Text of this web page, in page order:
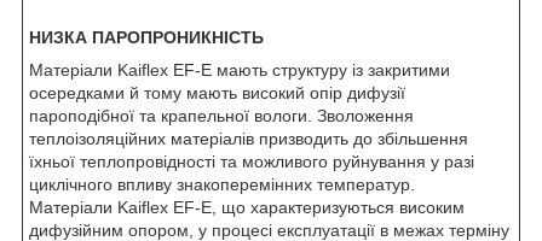
НИЗКА ПАРОПРОНИКНІСТЬ
Матеріали Kaiflex EF-E мають структуру із закритими
осередками й тому мають високий опір дифузії
пароподібної та крапельної вологи. Зволоження
теплоізоляційних матеріалів призводить до збільшення
їхньої теплопровідності та можливого руйнування у разі
циклічного впливу знакоперемінних температур.
Матеріали Kaiflex EF-E, що характеризуються високим
дифузійним опором, у процесі експлуатації в межах терміну